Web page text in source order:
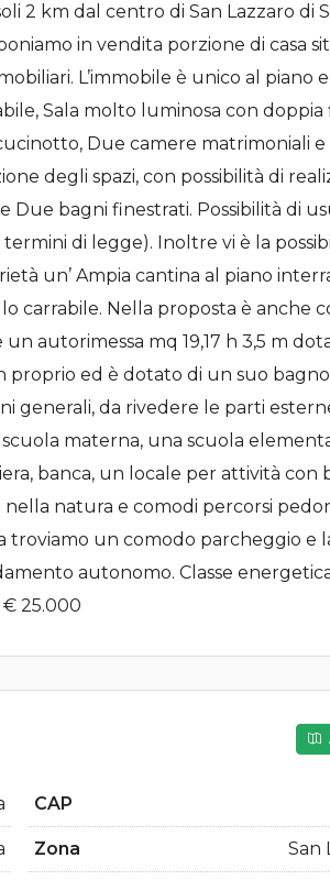
2 km dal centro di San Lazzaro di
in vendita porzione di casa
L’immobile è unico al piano
Sala molto luminosa con doppia
Due camere matrimoniali e
degli spazi, con possibilità di
Due bagni finestrati. Possibilità di
di legge). Inoltre vi è la
un’ Ampia cantina al piano
carrabile. Nella proposta è anche
autorimessa mq 19,17 h 3,5 m
ed è dotato di un suo bagno
generali, da rivedere le parti
materna, una scuola
banca, un locale per attività con
natura e comodi percorsi
troviamo un comodo parcheggio e
autonomo. Classe
€ 25.000
CAP
Zona San